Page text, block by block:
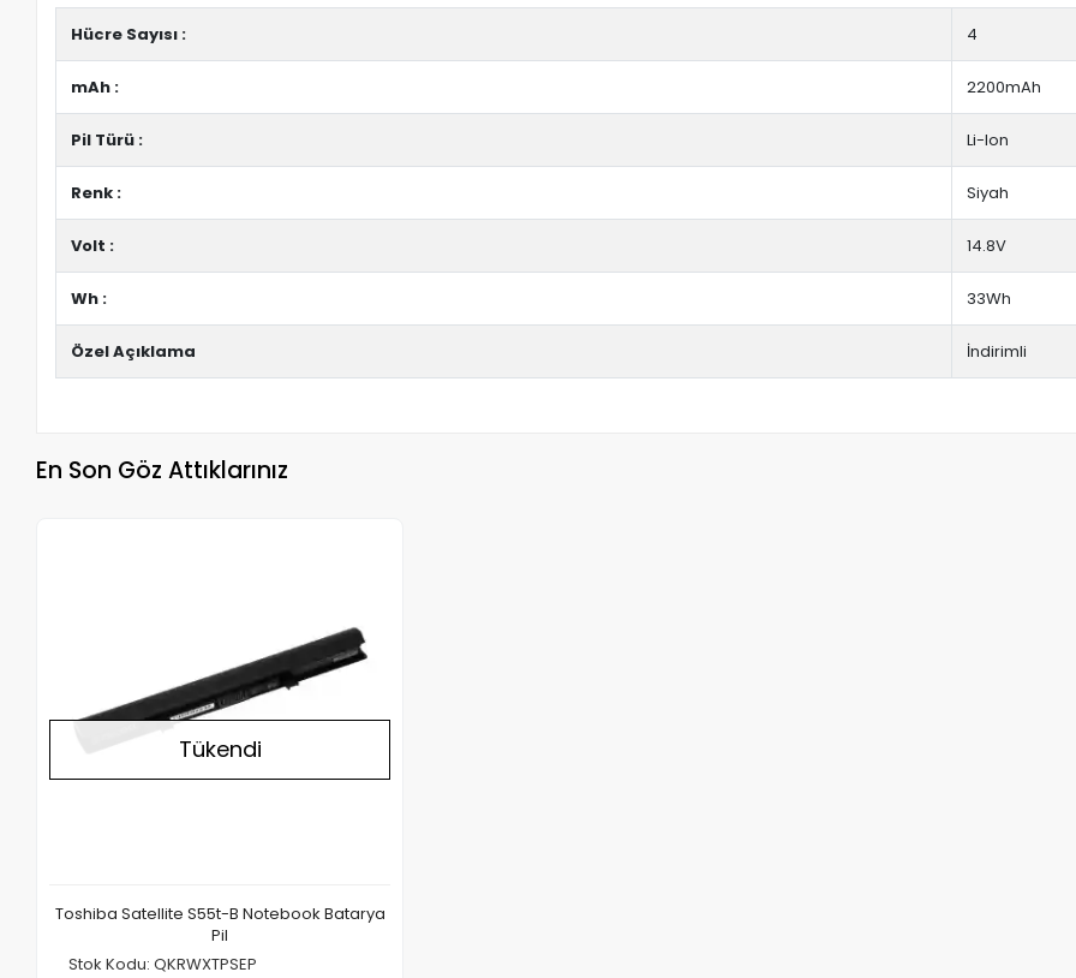
Hücre Sayısı : 4
mAh : 2200mAh
Pil Türü : Li-Ion
Renk : Siyah
Volt : 14.8V
Wh : 33Wh
Özel Açıklama İndirimli
En Son Göz Attıklarınız
Tükendi
Toshiba Satellite S55t-B Notebook Batarya
Pil
Stok Kodu: QKRWXTPSEP